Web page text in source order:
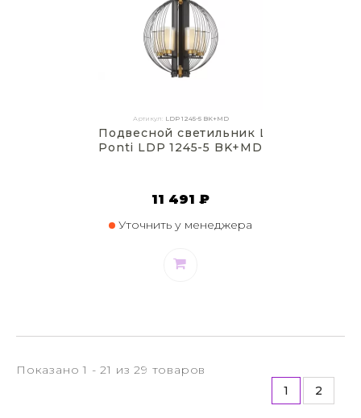
Артикул: LDP 1245-5 BK+MD
Подвесной светильник Lumina Deco
Ponti LDP 1245-5 BK+MD
11 491 ₽
Уточнить у менеджера
Показано 1 - 21 из 29 товаров
1
2